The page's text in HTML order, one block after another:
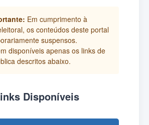
Em cumprimento à
os conteúdos deste portal
suspensos.
disponíveis apenas os links de
descritos abaixo.
Disponíveis